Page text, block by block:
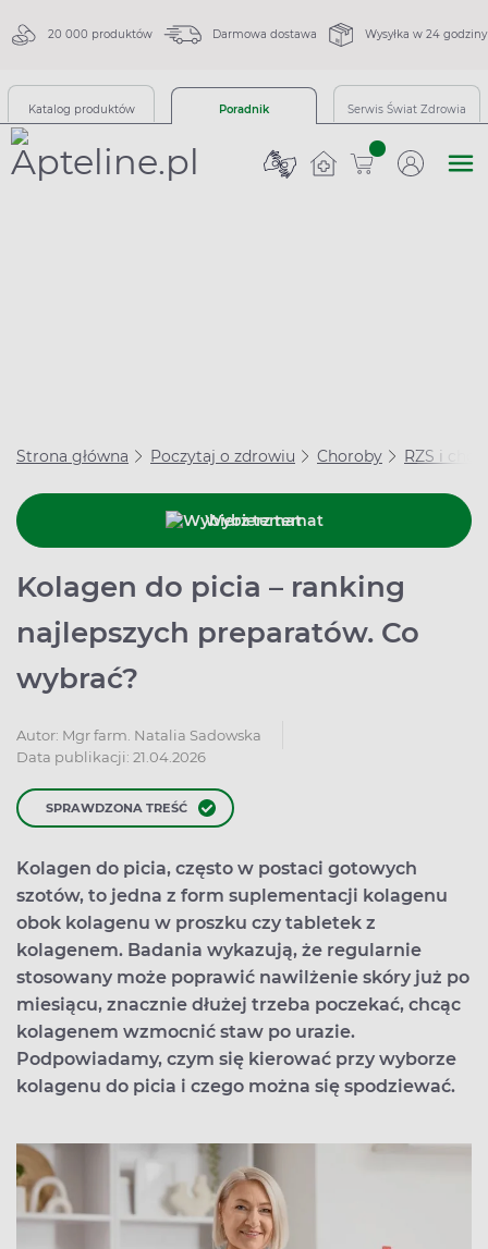
20 000 produktów Darmowa dostawa Wysyłka w 24 godziny
Katalog produktów Poradnik Serwis Świat Zdrowia
sztuk
Strona główna Poczytaj o zdrowiu Choroby RZS i
Wybierz temat
Kolagen do picia – ranking
najlepszych preparatów. Co
wybrać?
Autor: Mgr farm. Natalia Sadowska
Data publikacji: 21.04.2026
SPRAWDZONA TREŚĆ
Kolagen do picia, często w postaci gotowych
szotów, to jedna z form suplementacji kolagenu
obok kolagenu w proszku czy tabletek z
kolagenem. Badania wykazują, że regularnie
stosowany może poprawić nawilżenie skóry już po
miesiącu, znacznie dłużej trzeba poczekać, chcąc
kolagenem wzmocnić staw po urazie.
Podpowiadamy, czym się kierować przy wyborze
kolagenu do picia i czego można się spodziewać.